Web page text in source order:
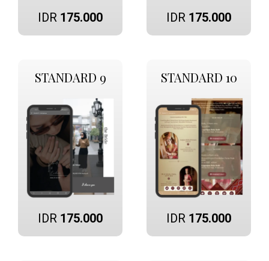
IDR 175.000 IDR 175.000
STANDARD 9
IDR 175.000
STANDARD 10
IDR 175.000